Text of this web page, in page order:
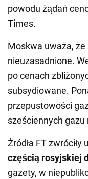
powodu żądań
Times.
Moskwa uważa,
nieuzasadnione.
po cenach
subsydiowane.
przepustowości
sześciennych gazu
Źródła FT zwróciły
częścią rosyjskiej
gazety, w